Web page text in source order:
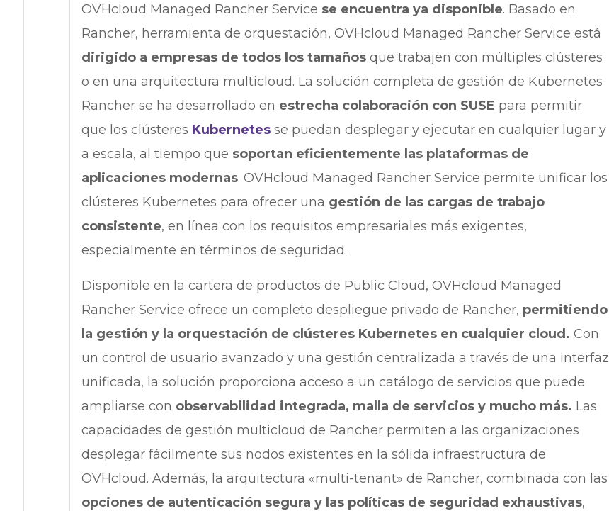
OVHcloud Managed Rancher Service se encuentra ya disponible. Basado en
Rancher, herramienta de orquestación, OVHcloud Managed Rancher Service está
dirigido a empresas de todos los tamañosque trabajen con múltiples clústeres
o en una arquitectura multicloud. La solución completa de gestión de Kubernetes
Rancher se ha desarrollado en estrecha colaboración con SUSE para permitir
que los clústeres Kubernetesse puedan desplegar y ejecutar en cualquier lugar y
a escala, al tiempo que soportan eficientemente las plataformas de
aplicaciones modernas. OVHcloud Managed Rancher Service permite unificar los
clústeres Kubernetes para ofrecer una gestión de las cargas de trabajo
consistente, en línea con los requisitos empresariales más exigentes,
especialmente en términos de seguridad.
Disponible en la cartera de productos de Public Cloud, OVHcloud Managed
Rancher Service ofrece un completo despliegue privado de Rancher, permitiendo
la gestión y la orquestación de clústeres Kubernetes en cualquier cloud. Con
un control de usuario avanzado y una gestión centralizada a través de una interfaz
unificada, la solución proporciona acceso a un catálogo de servicios que puede
ampliarse con observabilidad integrada, malla de servicios y mucho más. Las
capacidades de gestión multicloud de Rancher permiten a las organizaciones
desplegar fácilmente sus nodos existentes en la sólida infraestructura de
OVHcloud. Además, la arquitectura «multi-tenant» de Rancher, combinada con las
opciones de autenticación segura y las políticas de seguridad exhaustivas,